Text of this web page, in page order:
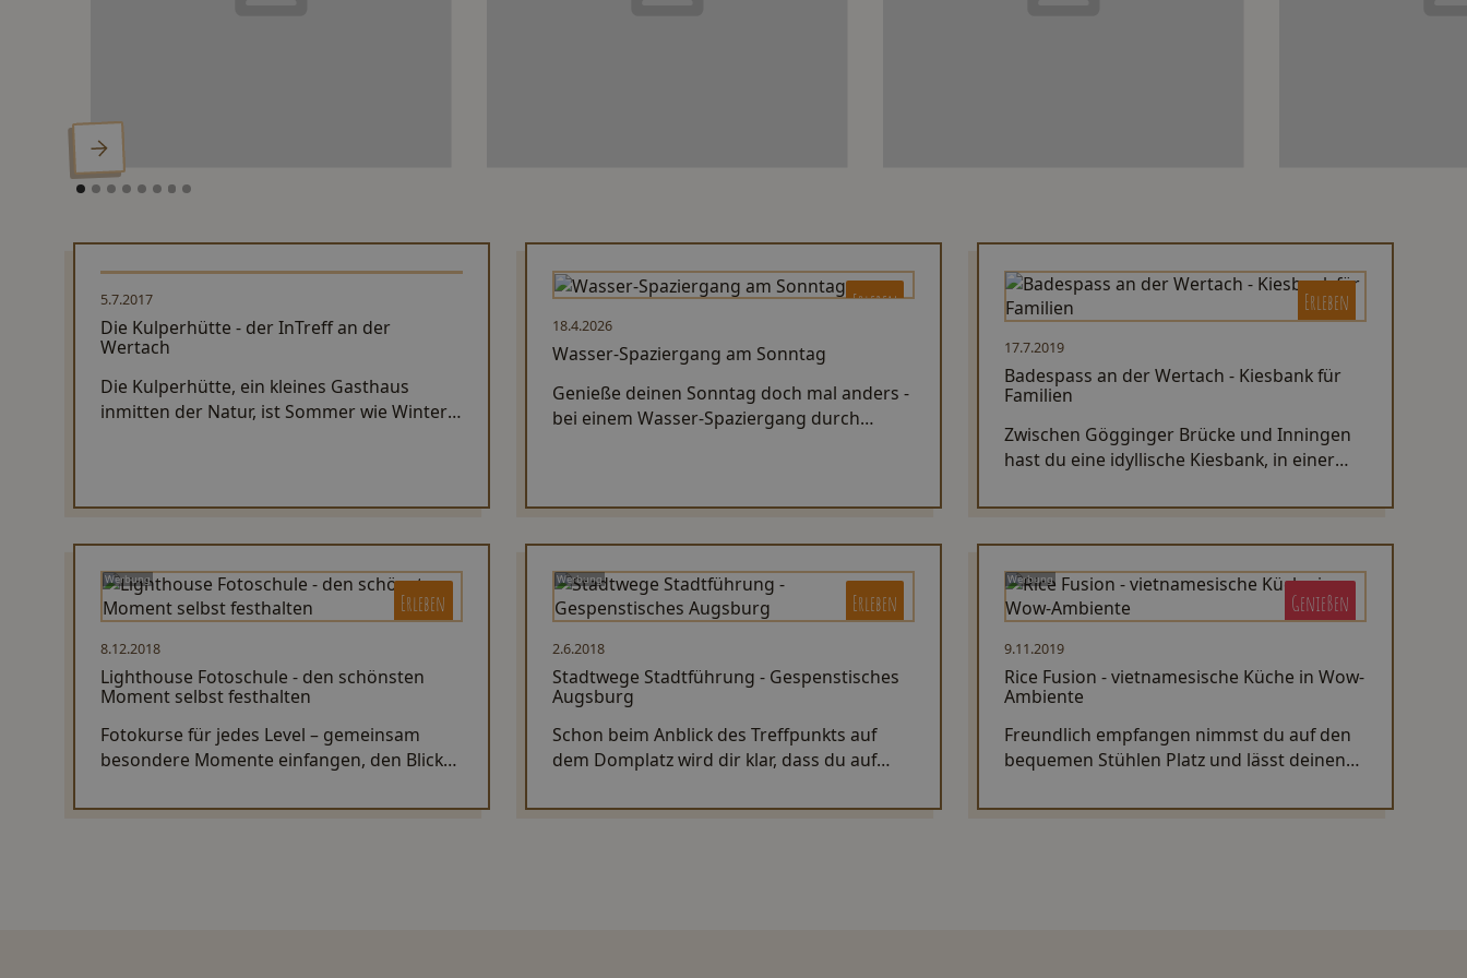
Werbung
5.7.2017
Die Kulperhütte - der InTreff an der
Wertach
Die Kulperhütte, ein kleines Gasthaus
inmitten der Natur, ist Sommer wie Winter
Erleben
18.4.2026
Wasser-Spaziergang am Sonntag
Genieße deinen Sonntag doch mal anders -
bei einem Wasser-Spaziergang durch
Erleben
17.7.2019
Badespass an der Wertach - Kiesbank für
Familien
Zwischen Gögginger Brücke und Inningen
hast du eine idyllische Kiesbank, in einer
Sommer ganz relaxt entspannen kannst.
Werbung
Erleben
8.12.2018
Lighthouse Fotoschule - den schönsten
Moment selbst festhalten
Fotokurse für jedes Level – gemeinsam
besondere Momente einfangen, den Blick
Werbung
Erleben
2.6.2018
Stadtwege Stadtführung - Gespenstisches
Augsburg
Schon beim Anblick des Treffpunkts auf
dem Domplatz wird dir klar, dass du auf
Lieblingsstadt mitgenommen wirst.
Werbung
Genießen
9.11.2019
Rice Fusion - vietnamesische Küche in Wow-
Ambiente
Freundlich empfangen nimmst du auf den
bequemen Stühlen Platz und lässt deinen
schweifen.